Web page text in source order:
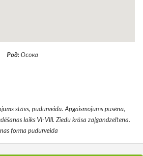
Род: Осока
stāvs, pudurveida. Apgaismojums pusēna,
laiks VI-VIII. Ziedu krāsa zaļgandzeltena.
forma pudurveida